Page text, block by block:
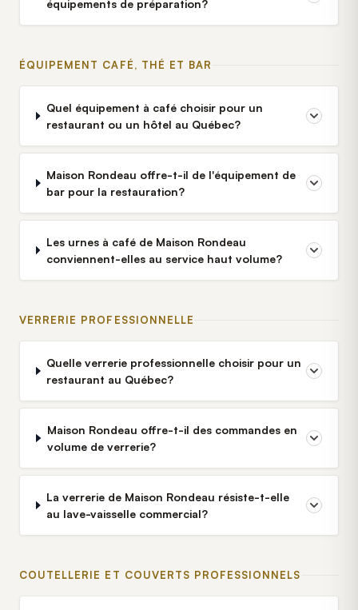
équipements de préparation?
ÉQUIPEMENT CAFÉ, THÉ ET BAR
Quel équipement à café choisir pour un
restaurant ou un hôtel au Québec?
Maison Rondeau offre-t-il de l'équipement de
bar pour la restauration?
Les urnes à café de Maison Rondeau
conviennent-elles au service haut volume?
VERRERIE PROFESSIONNELLE
Quelle verrerie professionnelle choisir pour un
restaurant au Québec?
Maison Rondeau offre-t-il des commandes en
volume de verrerie?
La verrerie de Maison Rondeau résiste-t-elle
au lave-vaisselle commercial?
COUTELLERIE ET COUVERTS PROFESSIONNELS